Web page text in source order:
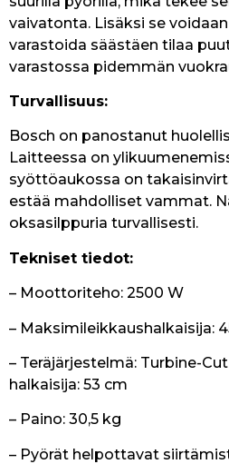
vaivatonta. Lisäksi se
varastoida säästäen tilaa
varastossa pidemmän
Turvallisuus:
Bosch on panostanut
Laitteessa on
syöttöaukossa on
estää mahdolliset vammat.
oksasilppuria turvallisesti.
Tekniset tiedot:
– Moottoriteho: 2500 W
– Maksimileikkaushalkaisija:
– Teräjärjestelmä: Turbine-
halkaisija: 53 cm
– Paino: 30,5 kg
– Pyörät helpottavat